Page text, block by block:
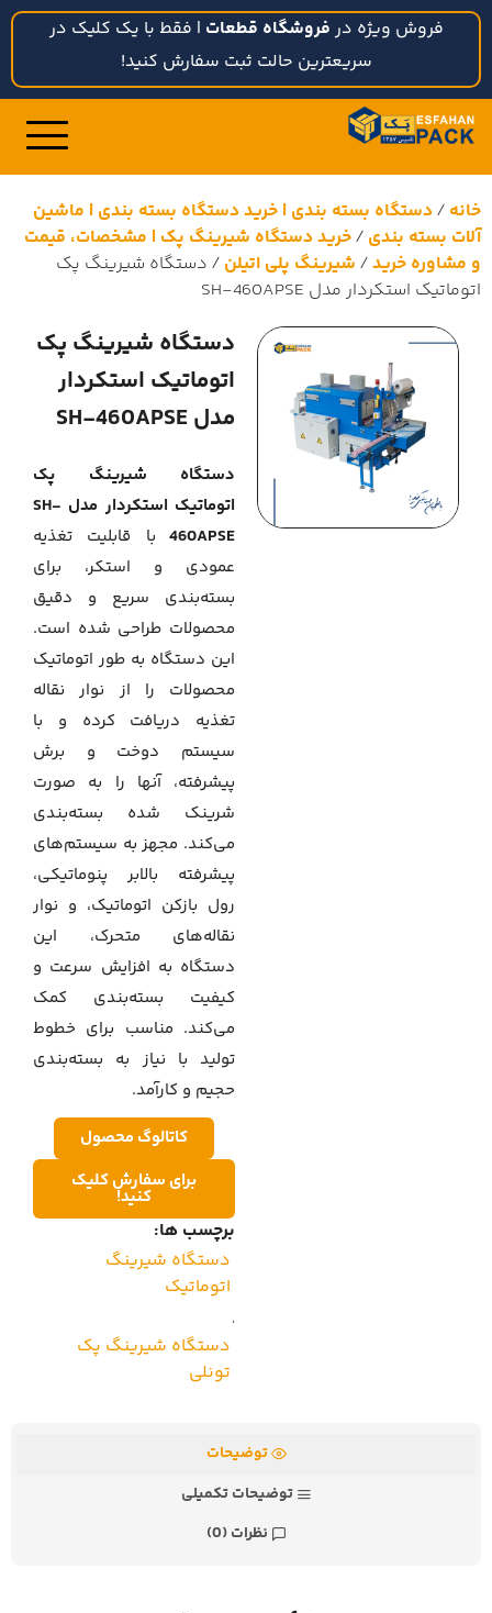
فروش ویژه در فروشگاه قطعات | فقط با یک کلیک در
سریعترین حالت ثبت سفارش کنید!
خانه /دستگاه بسته بندی | خرید دستگاه بسته بندی | ماشین
آلات بسته بندی /خرید دستگاه شیرینگ پک | مشخصات، قیمت
و مشاوره خرید/ شیرینگ پلی اتیلن / دستگاه شیرینگ پک
اتوماتیک استکردار مدل SH-460APSE
دستگاه شیرینگ پک
اتوماتیک استکردار
مدل SH-460APSE
دستگاه شیرینگ پک
اتوماتیک استکردار مدل SH-
460APSE با قابلیت تغذیه
عمودی و استکر، برای
بسته‌بندی سریع و دقیق
محصولات طراحی شده است.
این دستگاه به طور اتوماتیک
محصولات را از نوار نقاله
تغذیه دریافت کرده و با
سیستم دوخت و برش
پیشرفته، آنها را به صورت
شرینک شده بسته‌بندی
می‌کند. مجهز به سیستم‌های
پیشرفته بالابر پنوماتیکی،
رول بازکن اتوماتیک، و نوار
نقاله‌های متحرک، این
دستگاه به افزایش سرعت و
کیفیت بسته‌بندی کمک
می‌کند. مناسب برای خطوط
تولید با نیاز به بسته‌بندی
حجیم و کارآمد.
کاتالوگ محصول
برای سفارش کلیک
کنید!
برچسب ها:
دستگاه شیرینگ
اتوماتیک
,
دستگاه شیرینگ پک
تونلی
توضیحات
توضیحات تکمیلی
نظرات (0)